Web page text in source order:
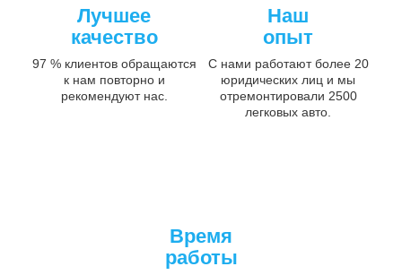
Лучшее
качество
97 % клиентов обращаются
к нам повторно и
рекомендуют нас.
Наш
опыт
С нами работают более 20
юридических лиц и мы
отремонтировали 2500
легковых авто.
Время
работы